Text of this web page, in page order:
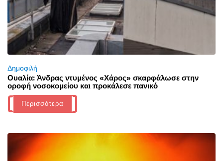
Δημοφιλή
Ουαλία: Άνδρας ντυμένος «Χάρος» σκαρφάλωσε στην
οροφή νοσοκομείου και προκάλεσε πανικό
Περισσότερα